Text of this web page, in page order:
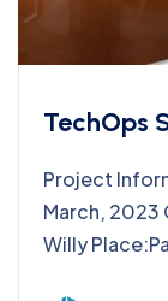
TechOps
Project
March, 2023
Willy